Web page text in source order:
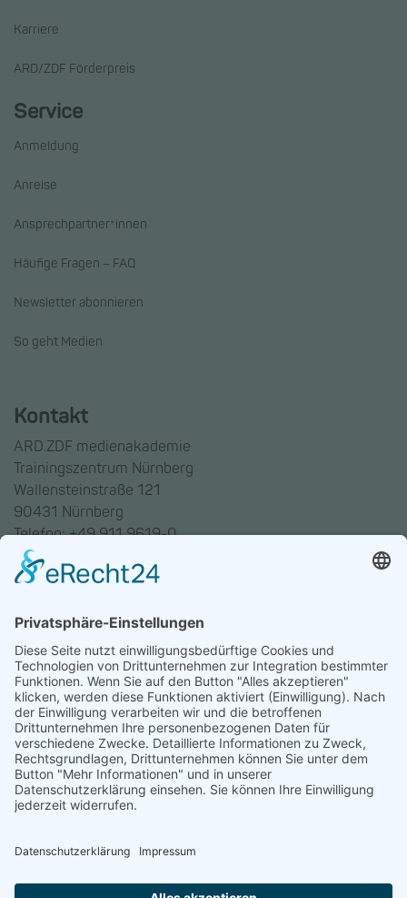
Karriere
ARD/ZDF Förderpreis
Service
Anmeldung
Anreise
Ansprechpartner*innen
Häufige Fragen – FAQ
Newsletter abonnieren
So geht Medien
Kontakt
ARD.ZDF medienakademie
Trainingszentrum Nürnberg
Wallensteinstraße 121
90431 Nürnberg
Telefon: +49 911 9619-0
Trainingszentrum Hannover
30169 Hannover
Telefon: +49 511 123598-531
AGB
Datenschutz